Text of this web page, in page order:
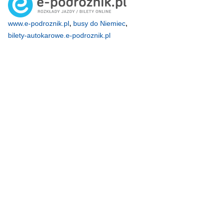
www.e-podroznik.pl, busy do Niemiec,
bilety-autokarowe.e-podroznik.pl